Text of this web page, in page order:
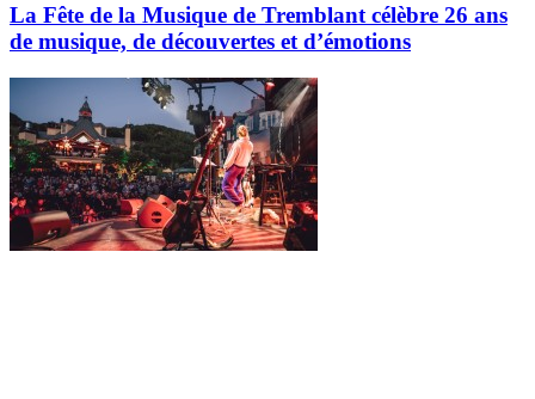
La Fête de la Musique de Tremblant célèbre 26 ans
de musique, de découvertes et d’émotions